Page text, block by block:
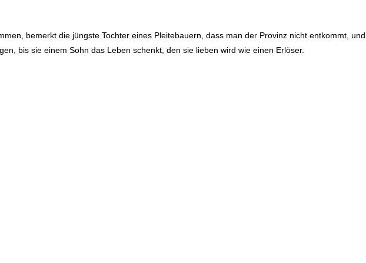
bemerkt die jüngste Tochter eines Pleitebauern, dass man der Provinz nicht entkommt,
bis sie einem Sohn das Leben schenkt, den sie lieben wird wie einen Erlöser.